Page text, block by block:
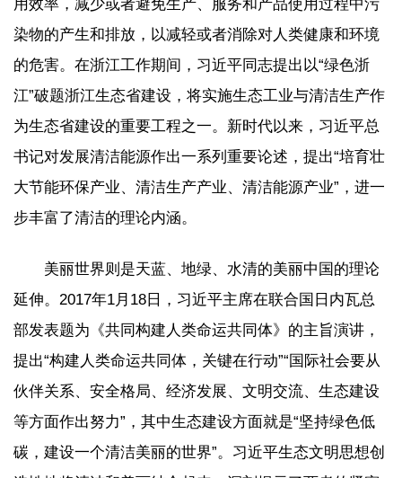
用效率，减少或者避免生产、服务和产品使用过程中污
染物的产生和排放，以减轻或者消除对人类健康和环境
的危害。在浙江工作期间，习近平同志提出以“绿色浙
江”破题浙江生态省建设，将实施生态工业与清洁生产作
为生态省建设的重要工程之一。新时代以来，习近平总
书记对发展清洁能源作出一系列重要论述，提出“培育壮
大节能环保产业、清洁生产产业、清洁能源产业”，进一
步丰富了清洁的理论内涵。
美丽世界则是天蓝、地绿、水清的美丽中国的理论
延伸。2017年1月18日，习近平主席在联合国日内瓦总
部发表题为《共同构建人类命运共同体》的主旨演讲，
提出“构建人类命运共同体，关键在行动”“国际社会要从
伙伴关系、安全格局、经济发展、文明交流、生态建设
等方面作出努力”，其中生态建设方面就是“坚持绿色低
碳，建设一个清洁美丽的世界”。习近平生态文明思想创